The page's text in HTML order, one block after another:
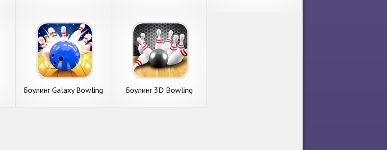
Боулинг Galaxy Bowling Боулинг 3D Bowling